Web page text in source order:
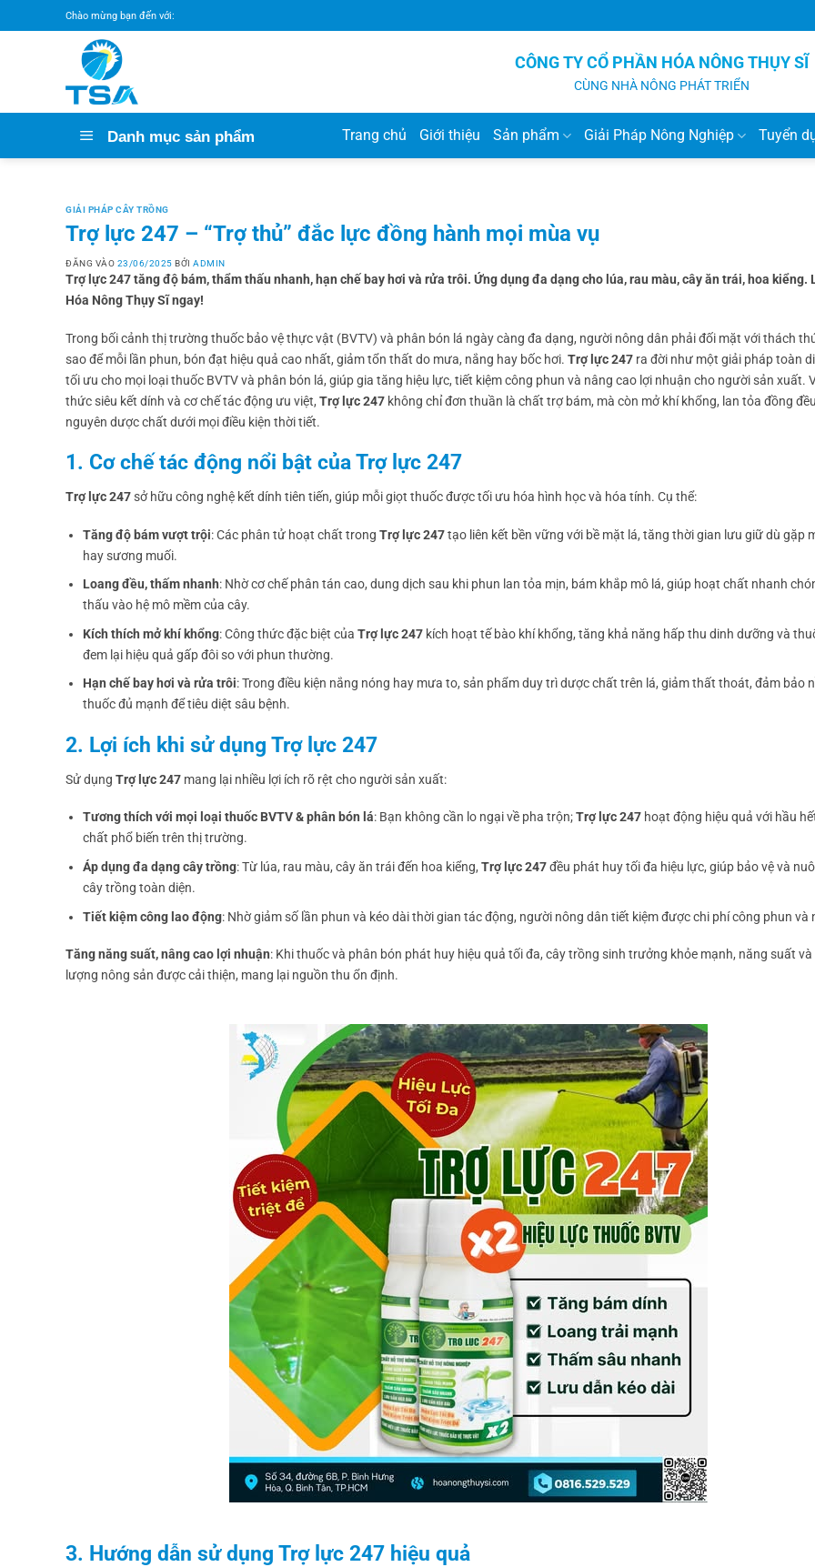
qua
Chào mừng bạn đến với:
CÔNG TY CỔ PHẦN HÓA NÔNG THỤY SĨ
CÙNG NHÀ NÔNG PHÁT TRIỂN
Danh mục sản phẩm Trang chủ Giới thiệu Sản phẩm Giải Pháp Nông Nghiệp Tuyển
GIẢI PHÁP CÂY TRỒNG
Trợ lực 247 – “Trợ thủ” đắc lực đồng hành mọi mùa vụ
ĐĂNG VÀO 23/06/2025 BỞIADMIN
Trợ lực 247 tăng độ bám, thẩm thấu nhanh, hạn chế bay hơi và rửa trôi. Ứng dụng đa dạng cho lúa, rau màu, cây ăn trái, hoa kiểng.
Hóa Nông Thụy Sĩ ngay!
Trong bối cảnh thị trường thuốc bảo vệ thực vật (BVTV) và phân bón lá ngày càng đa dạng, người nông dân phải đối mặt với thách
sao để mỗi lần phun, bón đạt hiệu quả cao nhất, giảm tổn thất do mưa, nắng hay bốc hơi. Trợ lực 247 ra đời như một giải pháp toàn
tối ưu cho mọi loại thuốc BVTV và phân bón lá, giúp gia tăng hiệu lực, tiết kiệm công phun và nâng cao lợi nhuận cho người sản xuất.
thức siêu kết dính và cơ chế tác động ưu việt, Trợ lực 247 không chỉ đơn thuần là chất trợ bám, mà còn mở khí khổng, lan tỏa đồng
nguyên dược chất dưới mọi điều kiện thời tiết.
1. Cơ chế tác động nổi bật của Trợ lực 247
Trợ lực 247sở hữu công nghệ kết dính tiên tiến, giúp mỗi giọt thuốc được tối ưu hóa hình học và hóa tính. Cụ thể:
Tăng độ bám vượt trội: Các phân tử hoạt chất trong Trợ lực 247tạo liên kết bền vững với bề mặt lá, tăng thời gian lưu giữ dù gặp
hay sương muối.
Loang đều, thấm nhanh: Nhờ cơ chế phân tán cao, dung dịch sau khi phun lan tỏa mịn, bám khắp mô lá, giúp hoạt chất nhanh
thấu vào hệ mô mềm của cây.
Kích thích mở khí khổng: Công thức đặc biệt của Trợ lực 247kích hoạt tế bào khí khổng, tăng khả năng hấp thu dinh dưỡng và
đem lại hiệu quả gấp đôi so với phun thường.
Hạn chế bay hơi và rửa trôi: Trong điều kiện nắng nóng hay mưa to, sản phẩm duy trì dược chất trên lá, giảm thất thoát, đảm bảo
thuốc đủ mạnh để tiêu diệt sâu bệnh.
2. Lợi ích khi sử dụng Trợ lực 247
Sử dụng Trợ lực 247 mang lại nhiều lợi ích rõ rệt cho người sản xuất:
Tương thích với mọi loại thuốc BVTV & phân bón lá: Bạn không cần lo ngại về pha trộn;Trợ lực 247hoạt động hiệu quả với hầu
chất phổ biến trên thị trường.
Áp dụng đa dạng cây trồng: Từ lúa, rau màu, cây ăn trái đến hoa kiểng, Trợ lực 247đều phát huy tối đa hiệu lực, giúp bảo vệ và
cây trồng toàn diện.
Tiết kiệm công lao động: Nhờ giảm số lần phun và kéo dài thời gian tác động, người nông dân tiết kiệm được chi phí công phun và
Tăng năng suất, nâng cao lợi nhuận: Khi thuốc và phân bón phát huy hiệu quả tối đa, cây trồng sinh trưởng khỏe mạnh, năng suất
lượng nông sản được cải thiện, mang lại nguồn thu ổn định.
3. Hướng dẫn sử dụng Trợ lực 247 hiệu quả